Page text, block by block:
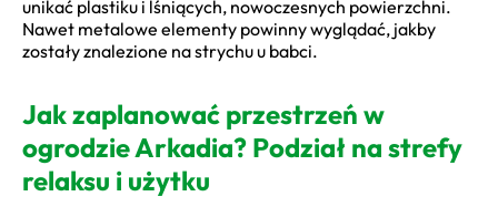
unikać plastiku i lśniących, nowoczesnych powierzchni.
Nawet metalowe elementy powinny wyglądać, jakby
zostały znalezione na strychu u babci.
Jak zaplanować przestrzeń w
ogrodzie Arkadia? Podział na strefy
relaksu i użytku